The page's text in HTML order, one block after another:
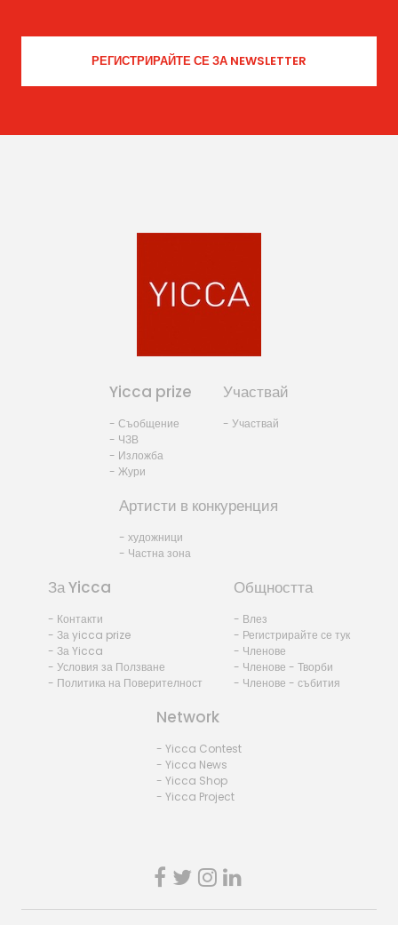
Yicca prize
- Съобщение
- ЧЗВ
- Изложба
- Жури
Участвай
- Участвай
Артисти в конкуренция
- художници
- Частна зона
За Yicca
- Контакти
- За yicca prize
- За Yicca
- Условия за Ползване
- Политика на Поверителност
Общността
- Влез
- Регистрирайте се тук
- Членове
- Членове - Творби
- Членове - събития
Network
- Yicca Contest
- Yicca News
- Yicca Shop
- Yicca Project